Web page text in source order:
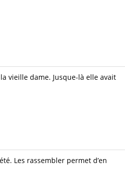
vieille dame. Jusque-là elle avait
Les rassembler permet d’en